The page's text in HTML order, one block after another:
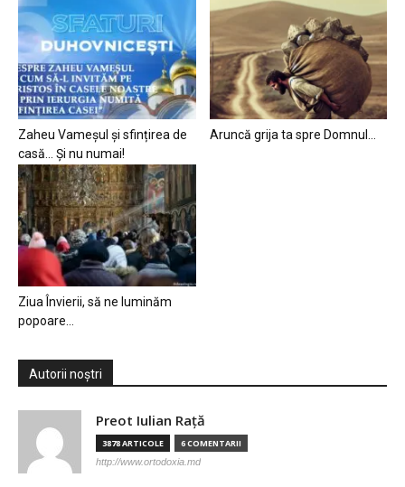
Zaheu Vameșul și sfințirea de
casă… Și nu numai!
Aruncă grija ta spre Domnul…
Ziua Învierii, să ne luminăm
popoare…
Autorii noștri
Preot Iulian Raţă
3878 ARTICOLE 6 COMENTARII
http://www.ortodoxia.md